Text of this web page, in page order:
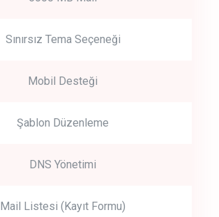
Sınırsız Tema Seçeneği
Mobil Desteği
Şablon Düzenleme
DNS Yönetimi
Mail Listesi (Kayıt Formu)